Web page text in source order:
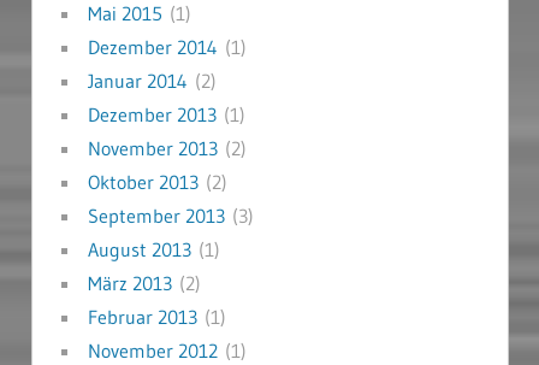
Mai 2015 (1)
Dezember 2014 (1)
Januar 2014 (2)
Dezember 2013(1)
November 2013(2)
Oktober 2013(2)
September 2013(3)
August 2013(1)
März 2013(2)
Februar 2013(1)
November 2012(1)